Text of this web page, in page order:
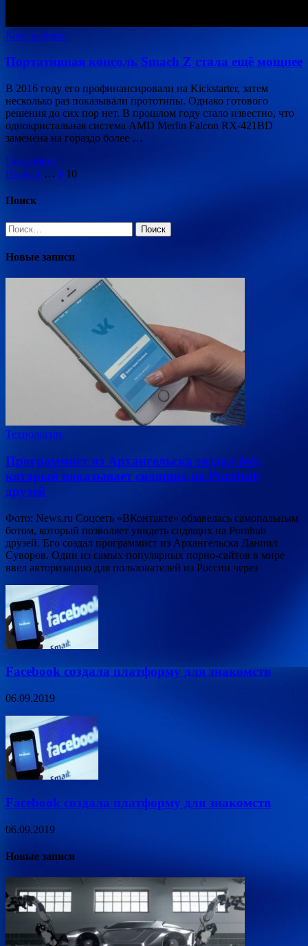
Компьютеры
Портативная консоль Smach Z стала ещё мощнее
В 2016 году его профинансировали на Kickstarter, затем
несколько раз показывали прототипы. Однако готового
решения до сих пор нет. В прошлом году стало известно, что
однокристальная система AMD Merlin Falcon RX-421BD
заменена на гораздо более …
Подробнее
Пагинация
записей
Назад 1 … 9 10
Поиск
Найти:
Новые записи
Технологии
Программист из Архангельска создал бот,
который показывает сидящих на Pornhub
друзей
Фото: News.ru Соцсеть «ВКонтакте» обзавелась самопальным
ботом, который позволяет увидеть сидящих на Pornhub
друзей. Его создал программист из Архангельска Даниил
Суворов. Один из самых популярных порно-сайтов в мире
ввел авторизацию для пользователей из России через
Facebook создала платформу для знакомств
06.09.2019
Facebook создала платформу для знакомств
06.09.2019
Новые записи